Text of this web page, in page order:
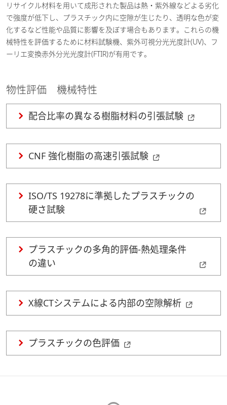
リサイクル材料を用いて成形された製品は熱・紫外線などよる劣化
で強度が低下し、プラスチック内に空隙が生じたり、透明な色が変
化するなど性能や品質に影響を及ぼす場合もあります。これらの機
械特性を評価するために材料試験機、紫外可視分光光度計(UV)、フ
ーリエ変換赤外分光光度計(FTIR)が有用です。
物性評価 機械特性
配合比率の異なる樹脂材料の引張試験
CNF 強化樹脂の高速引張試験
ISO/TS 19278に準拠したプラスチックの
硬さ試験
プラスチックの多角的評価-熱処理条件
の違い
X線CTシステムによる内部の空隙解析
プラスチックの色評価